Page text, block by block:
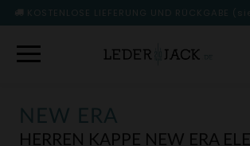
KOSTENLOSE LIEFERUNG UND RÜCKGABE
NEW ERA
HERREN KAPPE NEW ERA